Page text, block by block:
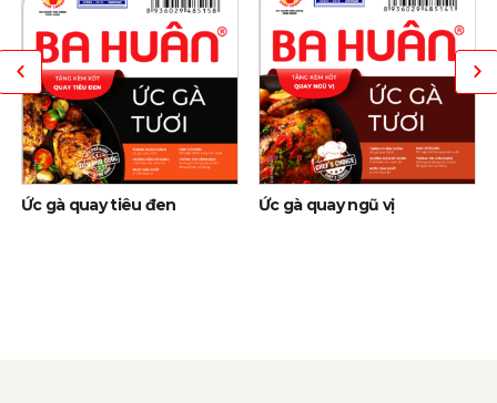
Ức gà quay tiêu đen Ức gà quay ngũ vị